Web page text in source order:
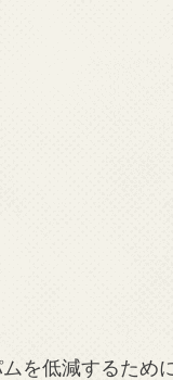
を低減するため